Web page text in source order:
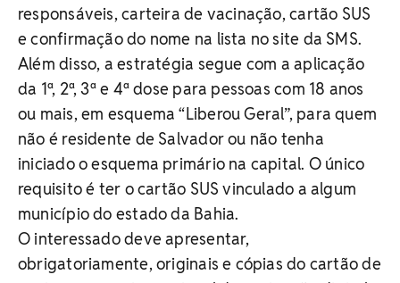
responsáveis, carteira de vacinação, cartão SUS
e confirmação do nome na lista no site da SMS.
Além disso, a estratégia segue com a aplicação
da 1ª, 2ª, 3ª e 4ª dose para pessoas com 18 anos
ou mais, em esquema “Liberou Geral”, para quem
não é residente de Salvador ou não tenha
iniciado o esquema primário na capital. O único
requisito é ter o cartão SUS vinculado a algum
município do estado da Bahia.
O interessado deve apresentar,
obrigatoriamente, originais e cópias do cartão de